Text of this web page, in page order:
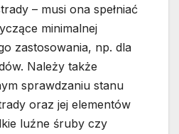
– musi ona spełniać
minimalnej
zastosowania, np. dla
Należy także
sprawdzaniu stanu
oraz jej elementów
luźne śruby czy